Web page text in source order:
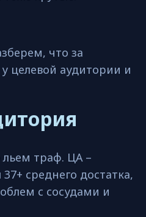
что за
целевой аудитории и
льем траф. ЦА –
среднего достатка,
с сосудами и